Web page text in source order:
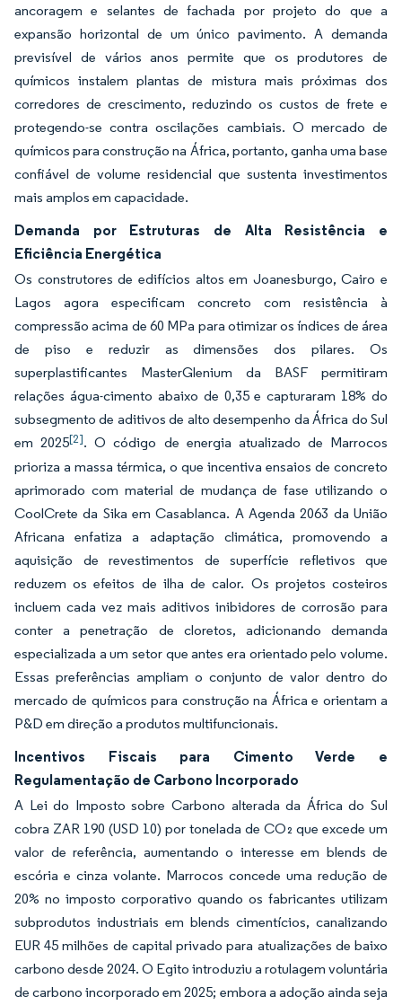
ancoragem e selantes de fachada por projeto do que a
expansão horizontal de um único pavimento. A demanda
previsível de vários anos permite que os produtores de
químicos instalem plantas de mistura mais próximas dos
corredores de crescimento, reduzindo os custos de frete e
protegendo-se contra oscilações cambiais. O mercado de
químicos para construção na África, portanto, ganha uma base
confiável de volume residencial que sustenta investimentos
mais amplos em capacidade.
Demanda por Estruturas de Alta Resistência e
Eficiência Energética
Os construtores de edifícios altos em Joanesburgo, Cairo e
Lagos agora especificam concreto com resistência à
compressão acima de 60 MPa para otimizar os índices de área
de piso e reduzir as dimensões dos pilares. Os
superplastificantes MasterGlenium da BASF permitiram
relações água-cimento abaixo de 0,35 e capturaram 18% do
subsegmento de aditivos de alto desempenho da África do Sul
em 2025[2]. O código de energia atualizado de Marrocos
prioriza a massa térmica, o que incentiva ensaios de concreto
aprimorado com material de mudança de fase utilizando o
CoolCrete da Sika em Casablanca. A Agenda 2063 da União
Africana enfatiza a adaptação climática, promovendo a
aquisição de revestimentos de superfície refletivos que
reduzem os efeitos de ilha de calor. Os projetos costeiros
incluem cada vez mais aditivos inibidores de corrosão para
conter a penetração de cloretos, adicionando demanda
especializada a um setor que antes era orientado pelo volume.
Essas preferências ampliam o conjunto de valor dentro do
mercado de químicos para construção na África e orientam a
P&D em direção a produtos multifuncionais.
Incentivos Fiscais para Cimento Verde e
Regulamentação de Carbono Incorporado
A Lei do Imposto sobre Carbono alterada da África do Sul
cobra ZAR 190 (USD 10) por tonelada de CO₂ que excede um
valor de referência, aumentando o interesse em blends de
escória e cinza volante. Marrocos concede uma redução de
20% no imposto corporativo quando os fabricantes utilizam
subprodutos industriais em blends cimentícios, canalizando
EUR 45 milhões de capital privado para atualizações de baixo
carbono desde 2024. O Egito introduziu a rotulagem voluntária
de carbono incorporado em 2025; embora a adoção ainda seja